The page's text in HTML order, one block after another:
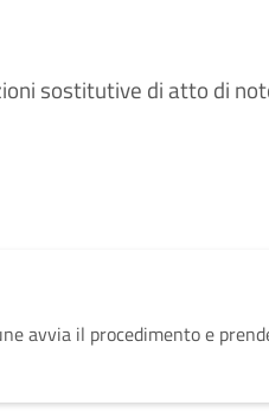
sostitutive di atto di
avvia il procedimento e